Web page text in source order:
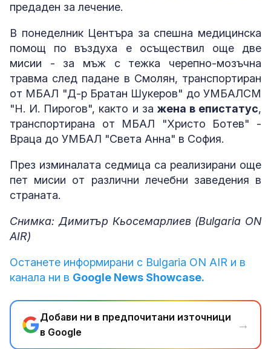
предаден за лечение.
В понеделник Центъра за спешна медицинска
помощ по въздуха е осъществил още две
мисии - за мъж с тежка черепно-мозъчна
травма след падане в Смолян, транспортиран
от МБАЛ "Д-р Братан Шукеров" до УМБАЛСМ
"Н. И. Пирогов", както и за жена в епистатус,
транспортирана от МБАЛ "Христо Ботев" -
Враца до УМБАЛ "Света Анна" в София.
През изминалата седмица са реализирани още
пет мисии от различни лечебни заведения в
страната.
Снимка: Димитър Кьосемарлиев (Bulgaria ON
AIR)
Останете информирани с Bulgaria ON AIR и в
канала ни в Google News Showcase.
Добави ни в предпочитани източници
в Google
→